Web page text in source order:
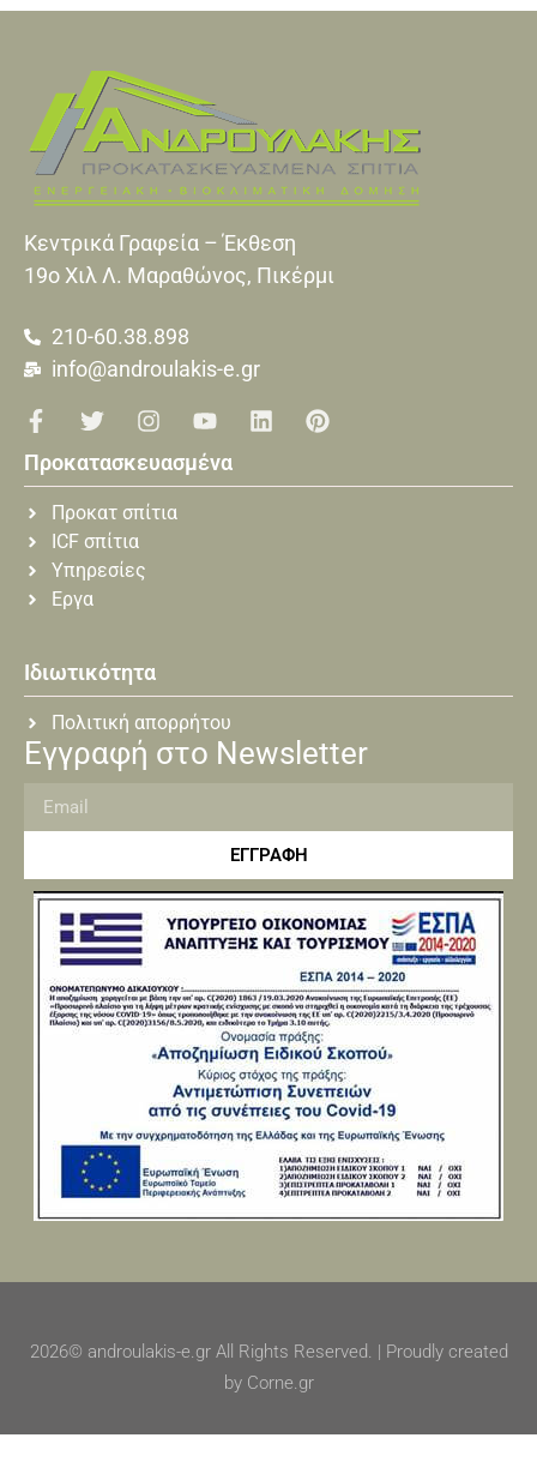
Κεντρικά Γραφεία – Έκθεση
19o Xιλ Λ. Μαραθώνος, Πικέρμι
210-60.38.898
info@androulakis-e.gr
Προκατασκευασμένα
Προκατ σπίτια
ICF σπίτια
Υπηρεσίες
Εργα
Ιδιωτικότητα
Πολιτική απορρήτου
Εγγραφή στο Newsletter
ΕΓΓΡΑΦΗ
2026© androulakis-e.gr All Rights Reserved. | Proudly created
by Corne.gr